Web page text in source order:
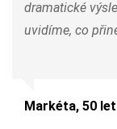
dramatické
uvidíme, co
Markéta, 50 let